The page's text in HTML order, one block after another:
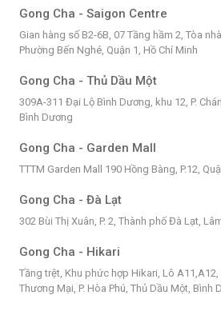
Gong Cha - Saigon Centre
Gian hàng số B2-6B, 07 Tầng hầm 2, Tòa
Phường Bến Nghé, Quận 1, Hồ Chí Minh
Gong Cha - Thủ Dầu Một
309A-311 Đại Lộ Bình Dương, khu 12, P.
Bình Dương
Gong Cha - Garden Mall
TTTM Garden Mall 190 Hồng Bàng, P.12,
Gong Cha - Đà Lạt
302 Bùi Thị Xuân, P. 2, Thành phố Đà Lạt,
Gong Cha - Hikari
Tầng trệt, Khu phức hợp Hikari, Lô A11,A12,
Thương Mại, P. Hòa Phú, Thủ Dầu Một, Bình